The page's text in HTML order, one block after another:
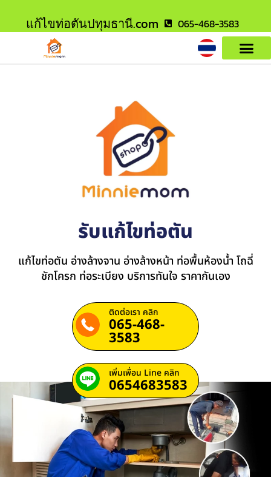
แก้ไขท่อตันปทุมธานี.com 065-468-3583
รับแก้ไขท่อตัน
แก้ไขท่อตัน อ่างล้างจาน อ่างล้างหน้า ท่อพื้นห้องน้ำ โถฉี่
ชักโครก ท่อระเบียง บริการทันใจ ราคากันเอง
ติดต่อเรา คลิก
065-468-
3583
เพิ่มเพื่อน Line คลิก
0654683583